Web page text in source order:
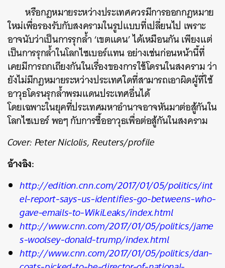
หรือกฎหมายระหว่างประเทศควรมีการออกกฎหมาย
ใหม่เพื่อรองรับกับสงครามในรูปแบบที่เปลี่ยนไป เพราะ
อาจนับว่าเป็นการรุกล้ำ ‘เขตแดน’ ได้เหมือนกัน เพียงแต่
เป็นการรุกล้ำในโลกไซเบอร์แทน อย่างเช่นก่อนหน้านี้ที่
เคยมีการถกเถียงกันในเรื่องของการใช้โดรนในสงคราม ว่า
ยังไม่มีกฎหมายระหว่างประเทศใดที่สามารถเอาผิดผู้ที่ใช้
อาวุธโดรนรุกล้ำพรมแดนประเทศอื่นได้
โดยเฉพาะในยุคที่ประเทศมหาอำนาจอาจหันมาต่อสู้กันใน
โลกไซเบอร์ พอๆ กับการซื้ออาวุธเพื่อต่อสู้กันในสงคราม
Cover: Peter Niclolis, Reuters/profile​
อ้างอิง:
http://edition.cnn.com/2017/01/05/politics/int
el-report-says-us-identifies-go-betweens-who-
gave-emails-to-WikiLeaks/index.html
http://www.cnn.com/2017/01/05/politics/jame
s-woolsey-donald-trump/index.html
http://www.cnn.com/2017/01/05/politics/dan-